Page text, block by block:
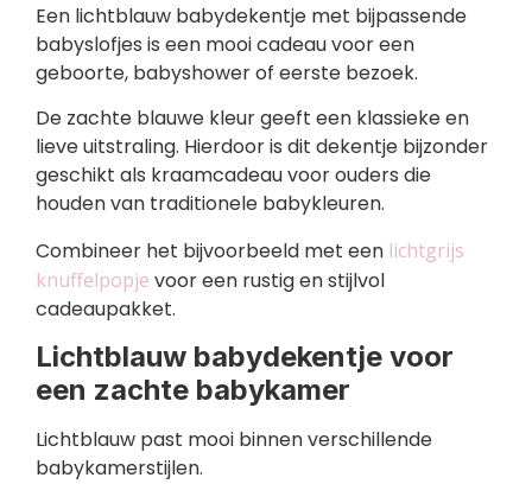
Een lichtblauw babydekentje met bijpassende
babyslofjes is een mooi cadeau voor een
geboorte, babyshower of eerste bezoek.
De zachte blauwe kleur geeft een klassieke en
lieve uitstraling. Hierdoor is dit dekentje bijzonder
geschikt als kraamcadeau voor ouders die
houden van traditionele babykleuren.
Combineer het bijvoorbeeld met een lichtgrijs
knuffelpopje voor een rustig en stijlvol
cadeaupakket.
Lichtblauw babydekentje voor
een zachte babykamer
Lichtblauw past mooi binnen verschillende
babykamerstijlen.